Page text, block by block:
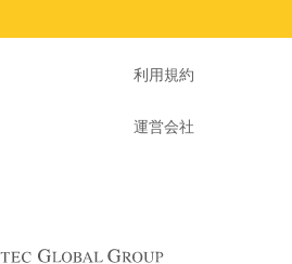
利用規約
運営会社